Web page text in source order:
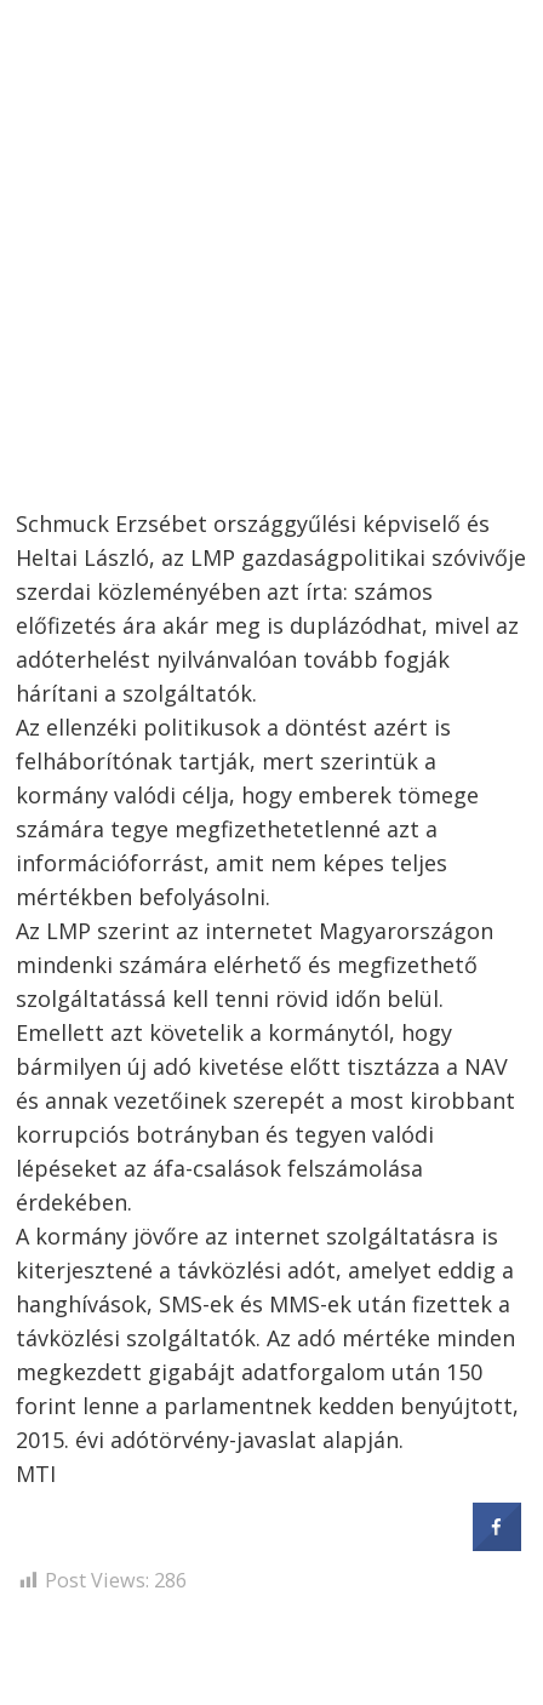
Schmuck Erzsébet országgyűlési képviselő és
Heltai László, az LMP gazdaságpolitikai szóvivője
szerdai közleményében azt írta: számos
előfizetés ára akár meg is duplázódhat, mivel az
adóterhelést nyilvánvalóan tovább fogják
hárítani a szolgáltatók.
Az ellenzéki politikusok a döntést azért is
felháborítónak tartják, mert szerintük a
kormány valódi célja, hogy emberek tömege
számára tegye megfizethetetlenné azt a
információforrást, amit nem képes teljes
mértékben befolyásolni.
Az LMP szerint az internetet Magyarországon
mindenki számára elérhető és megfizethető
szolgáltatássá kell tenni rövid időn belül.
Emellett azt követelik a kormánytól, hogy
bármilyen új adó kivetése előtt tisztázza a NAV
és annak vezetőinek szerepét a most kirobbant
korrupciós botrányban és tegyen valódi
lépéseket az áfa-csalások felszámolása
érdekében.
A kormány jövőre az internet szolgáltatásra is
kiterjesztené a távközlési adót, amelyet eddig a
hanghívások, SMS-ek és MMS-ek után fizettek a
távközlési szolgáltatók. Az adó mértéke minden
megkezdett gigabájt adatforgalom után 150
forint lenne a parlamentnek kedden benyújtott,
2015. évi adótörvény-javaslat alapján.
MTI
Post Views: 286
Bejegyzés
navigáció